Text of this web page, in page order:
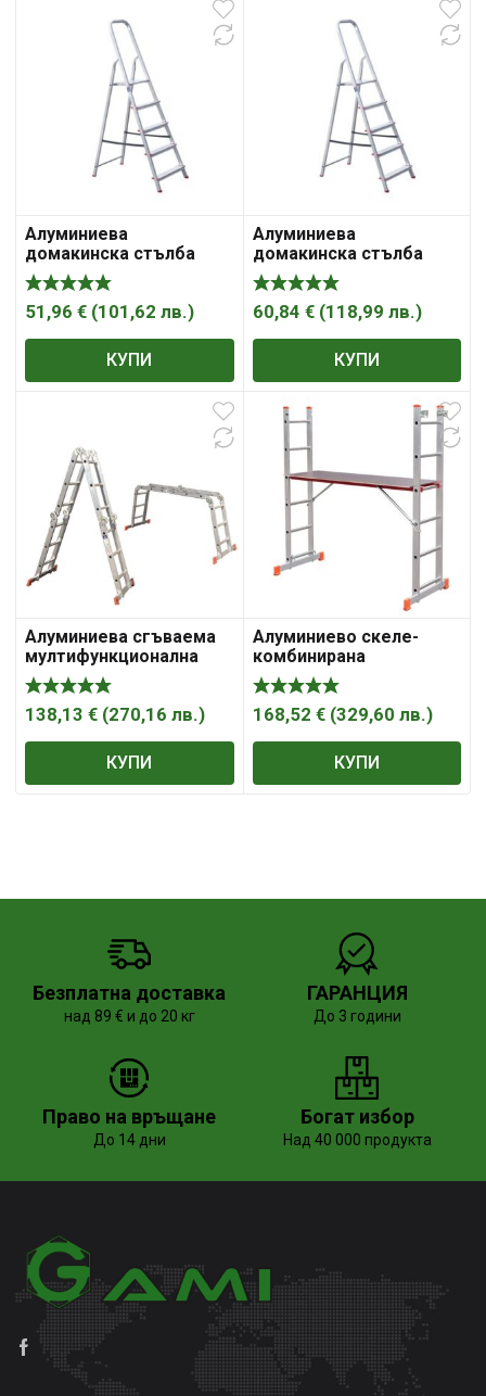
Алуминиева
домакинска стълба
51,96 € (101,62 лв.)
КУПИ
Алуминиева
домакинска стълба
3250 мм , 5+1
60,84 € (118,99 лв.)
КУПИ
Алуминиева сгъваема
мултифункционална
стълба
138,13 € (270,16 лв.)
КУПИ
Алуминиево скеле-
комбинирана
двураменна стълба
168,52 € (329,60 лв.)
КУПИ
Безплатна доставка
над 89 € и до 20 кг
ГАРАНЦИЯ
До 3 години
Право на връщане
До 14 дни
Богат избор
Над 40 000 продукта